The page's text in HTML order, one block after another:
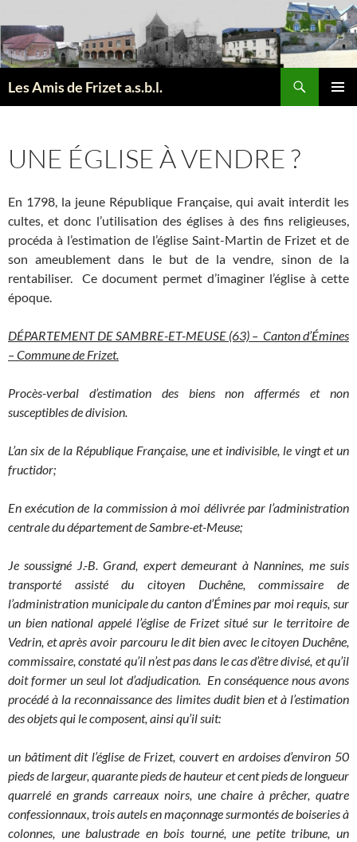
au
contenu
Les Amis de Frizet a.s.b.l.
UNE ÉGLISE À VENDRE ?
En 1798, la jeune République Française, qui avait interdit les
cultes, et donc l’utilisation des églises à des fins religieuses,
procéda à l’estimation de l’église Saint-Martin de Frizet et de
son ameublement dans le but de la vendre, sinon de la
rentabiliser. Ce document permet d’imaginer l’église à cette
époque.
DÉPARTEMENT DE SAMBRE-ET-MEUSE (63) – Canton d’Émines
– Commune de Frizet.
Procès-verbal d’estimation des biens non affermés et non
susceptibles de division.
L’an six de la République Française, une et indivisible, le vingt et un
fructidor;
En exécution de la commission à moi délivrée par l’administration
centrale du département de Sambre-et-Meuse;
Je soussigné J.-B. Grand, expert demeurant à Nannines, me suis
transporté assisté du citoyen Duchêne, commissaire de
l’administration municipale du canton d’Émines par moi requis, sur
un bien national appelé l’église de Frizet situé sur le territoire de
Vedrin, et après avoir parcouru le dit bien avec le citoyen Duchêne,
commissaire, constaté qu’il n’est pas dans le cas d’être divisé, et qu’il
doit former un seul lot d’adjudication. En conséquence nous avons
procédé à la reconnaissance des limites dudit bien et à l’estimation
des objets qui le composent, ainsi qu’il suit:
un bâtiment dit l’église de Frizet, couvert en ardoises d’environ 50
pieds de largeur, quarante pieds de hauteur et cent pieds de longueur
quarrelé en grands carreaux noirs, une chaire à prêcher, quatre
confessionnaux, trois autels en maçonnage surmontés de boiseries à
colonnes, une balustrade en bois tourné, une petite tribune, un